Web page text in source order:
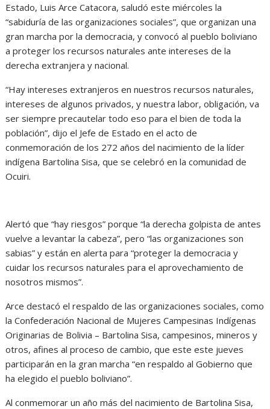
Estado, Luis Arce Catacora, saludó este miércoles la
“sabiduría de las organizaciones sociales”, que organizan una
gran marcha por la democracia, y convocó al pueblo boliviano
a proteger los recursos naturales ante intereses de la
derecha extranjera y nacional.
“Hay intereses extranjeros en nuestros recursos naturales,
intereses de algunos privados, y nuestra labor, obligación, va
ser siempre precautelar todo eso para el bien de toda la
población”, dijo el Jefe de Estado en el acto de
conmemoración de los 272 años del nacimiento de la líder
indígena Bartolina Sisa, que se celebró en la comunidad de
Ocuiri.
Alertó que “hay riesgos” porque “la derecha golpista de antes
vuelve a levantar la cabeza”, pero “las organizaciones son
sabias” y están en alerta para “proteger la democracia y
cuidar los recursos naturales para el aprovechamiento de
nosotros mismos”.
Arce destacó el respaldo de las organizaciones sociales, como
la Confederación Nacional de Mujeres Campesinas Indígenas
Originarias de Bolivia – Bartolina Sisa, campesinos, mineros y
otros, afines al proceso de cambio, que este este jueves
participarán en la gran marcha “en respaldo al Gobierno que
ha elegido el pueblo boliviano”.
Al conmemorar un año más del nacimiento de Bartolina Sisa,